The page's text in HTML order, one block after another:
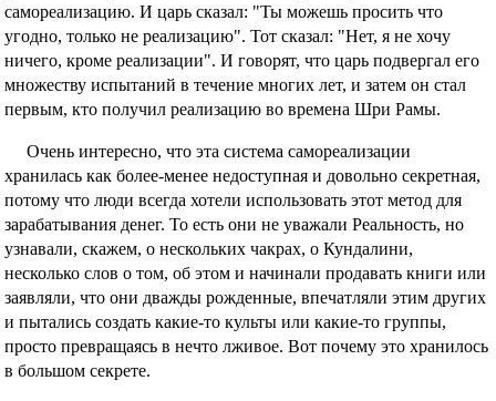
самореализацию. И царь сказал: "Ты можешь просить что
угодно, только не реализацию". Тот сказал: "Нет, я не хочу
ничего, кроме реализации". И говорят, что царь подвергал его
множеству испытаний в течение многих лет, и затем он стал
первым, кто получил реализацию во времена Шри Рамы.
Очень интересно, что эта система самореализации
хранилась как более-менее недоступная и довольно секретная,
потому что люди всегда хотели использовать этот метод для
зарабатывания денег. То есть они не уважали Реальность, но
узнавали, скажем, о нескольких чакрах, о Кундалини,
несколько слов о том, об этом и начинали продавать книги или
заявляли, что они дважды рожденные, впечатляли этим других
и пытались создать какие-то культы или какие-то группы,
просто превращаясь в нечто лживое. Вот почему это хранилось
в большом секрете.